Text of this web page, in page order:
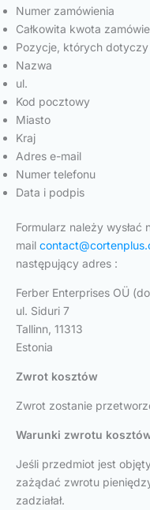
Numer zamówienia
Całkowita kwota
Pozycje, których dotyczy
Nazwa
ul.
Kod pocztowy
Miasto
Kraj
Adres e-mail
Numer telefonu
Data i podpis
Formularz należy wysłać
mail
następujący adres :
Ferber Enterprises OÜ
ul. Siduri 7
Tallinn, 11313
Estonia
Zwrot kosztów
Zwrot zostanie
Warunki zwrotu
Jeśli przedmiot jest
zażądać zwrotu
zadziałał.